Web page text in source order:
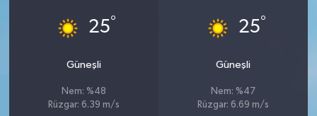
25°
Güneşli
Nem: %48
Rüzgar: 6.39 m/s
25°
Güneşli
Nem: %47
Rüzgar: 6.69 m/s